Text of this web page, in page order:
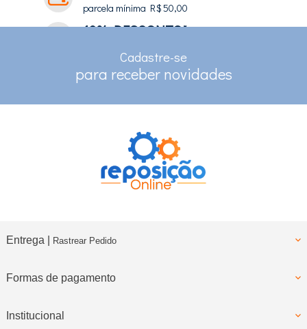
parcela mínima R$ 50,00
10% DESCONTO*
RASTREAMENTO
Cadastre-se
para receber novidades
Entrega | Rastrear Pedido
Formas de pagamento
Institucional